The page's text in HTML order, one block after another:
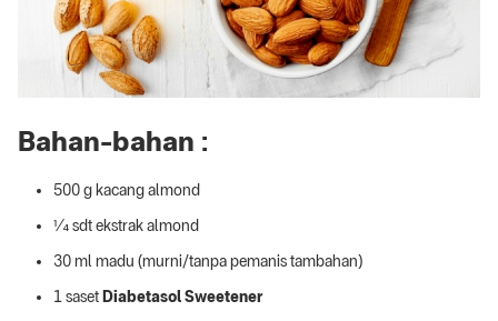
Bahan-bahan :
500 g kacang almond
¼ sdt ekstrak almond
30 ml madu (murni/tanpa pemanis tambahan)
1 saset Diabetasol Sweetener